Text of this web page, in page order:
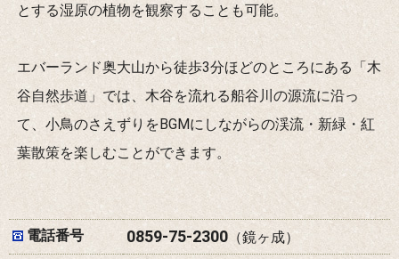
とする湿原の植物を観察することも可能。
エバーランド奥大山から徒歩3分ほどのところにある「木
谷自然歩道」では、木谷を流れる船谷川の源流に沿っ
て、小鳥のさえずりをBGMにしながらの渓流・新緑・紅
葉散策を楽しむことができます。
電話番号 0859-75-2300 （鏡ヶ成）